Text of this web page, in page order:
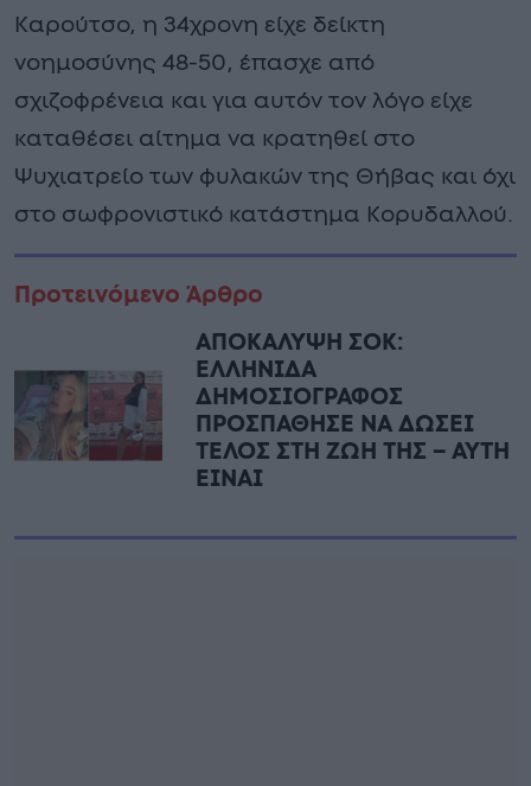
Καρούτσο, η 34χρονη είχε δείκτη
νοημοσύνης 48-50, έπασχε από
σχιζοφρένεια και για αυτόν τον λόγο είχε
καταθέσει αίτημα να κρατηθεί στο
Ψυχιατρείο των φυλακών της Θήβας και όχι
στο σωφρονιστικό κατάστημα Κορυδαλλού.
Προτεινόμενο Άρθρο
ΑΠΟΚΑΛΥΨΗ ΣΟΚ:
ΕΛΛΗΝΙΔΑ
ΔΗΜΟΣΙΟΓΡΑΦΟΣ
ΠΡΟΣΠΑΘΗΣΕ ΝΑ ΔΩΣΕΙ
ΤΕΛΟΣ ΣΤΗ ΖΩΗ ΤΗΣ – ΑΥΤΗ
ΕΙΝΑΙ